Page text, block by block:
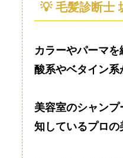
💡 毛髪診断士
カラーやパーマ
酸系やベタイン系
美容室のシャン
知しているプロの